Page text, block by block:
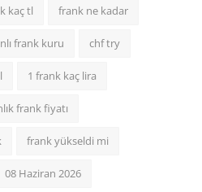
kaç tl frank ne kadar
frank kuru chf try
1 frank kaç lira
frank fiyatı
frank yükseldi mi
08 Haziran 2026